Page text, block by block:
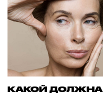
КАКОЙ ДОЛЖНА